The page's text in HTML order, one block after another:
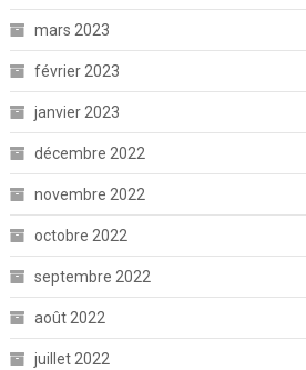
mars 2023
février 2023
janvier 2023
décembre 2022
novembre 2022
octobre 2022
septembre 2022
août 2022
juillet 2022